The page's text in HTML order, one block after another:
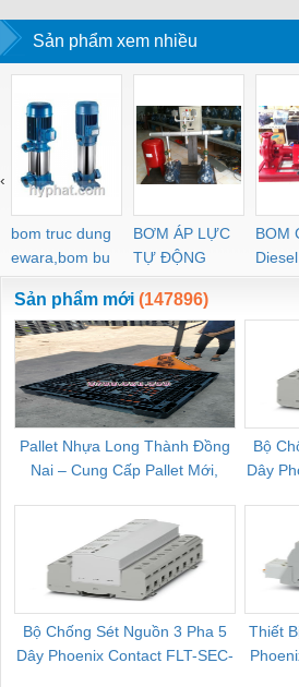
đây là một lợi thế riêng
của máy lạnh tủ đứng
LG,
dàn
Sản phẩm xem nhiều
bom truc dung
ewara,bom bu
ewara
BƠM ÁP LỰC
TỰ ĐỘNG
BOM
‹
Sản phẩm mới (147896)
Pallet Nhựa Long Thành Đồng
Nai – Cung Cấp Pallet Mới,
Bộ
Dây
Bộ Chống Sét Nguồn 3 Pha 5
Dây Phoenix Contact FLT-SEC-
Thiết